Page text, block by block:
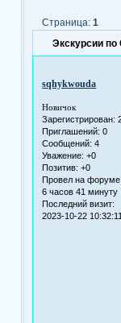
Экскурсии по
Страница:1
sqhykwouda
Новичок
Зарегистрирован:
Приглашений: 0
Сообщений: 4
Уважение: +0
Позитив: +0
Провел на форуме:
6 часов 41 минуту
Последний визит:
2023-10-22 10:32:11